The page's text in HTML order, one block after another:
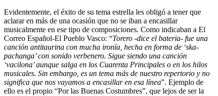
Evidentemente, el éxito de su tema estrella les obligó a tener que
aclarar en más de una ocasión que no se iban a encasillar
musicalmente en ese tipo de composiciones. Como indicaban a El
Correo Español-El Pueblo Vasco: “Torero -dice el bateria- fue una
canción antitaurina con mucha ironía, hecha en forma de ‘ska-
pachanga’ con sonido verbenero. Sigue siendo una canción
‘vacilona’ aunque salga en los Cuarenta Principales o en los hilos
musicales. Sin embargo, es un tema más de nuestro repertorio y no
significa que nos vayamos a encasillar en esa línea”. Ejemplo de
ello es el propio “Por las Buenas Costumbres”, que lejos de ser la